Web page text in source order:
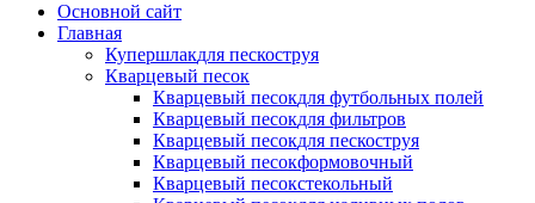
Основной сайт
Главная
Купершлакдля пескоструя
Кварцевый песок
Кварцевый песокдля футбольных полей
Кварцевый песокдля фильтров
Кварцевый песокдля пескоструя
Кварцевый песокформовочный
Кварцевый песокстекольный